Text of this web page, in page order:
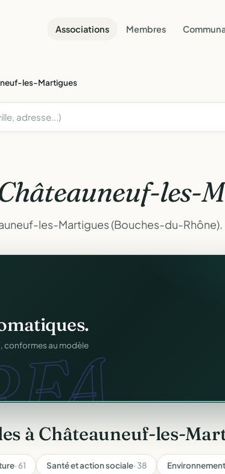
Associations Membres
les-Martigues
les-
les-Martigues (Bouches-du-Rhône).
offert
prêts en cinq minutes.
à Châteauneuf-les-
· 61 Santé et action sociale· 38